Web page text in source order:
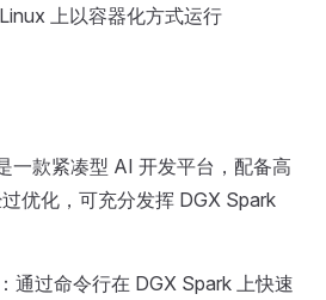
上以容器化方式运行
一款紧凑型 AI 开发平台，配备高
优化，可充分发挥 DGX Spark
：通过命令行在 DGX Spark 上快速